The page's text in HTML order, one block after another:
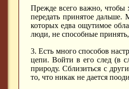
Прежде всего важно, чтобы
передать принятое
которых едва ощутимое
люди, не способные
3. Есть много способов
цепи. Войти в его след (в
природу. Сблизиться с
то, что никак не дается